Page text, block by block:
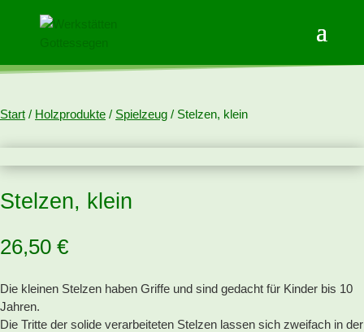
Start / Holzprodukte / Spielzeug / Stelzen, klein
Stelzen, klein
26,50 €
Die kleinen Stelzen haben Griffe und sind gedacht für Kinder bis 10
Jahren.
Die Tritte der solide verarbeiteten Stelzen lassen sich zweifach in der